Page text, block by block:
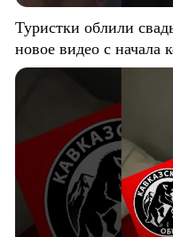
Туристки облили
новое видео с начала